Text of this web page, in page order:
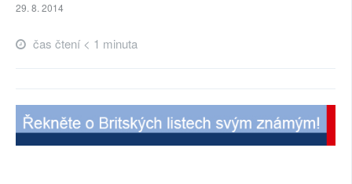
AUTOŘI
29. 8. 2014
čas čtení < 1 minuta